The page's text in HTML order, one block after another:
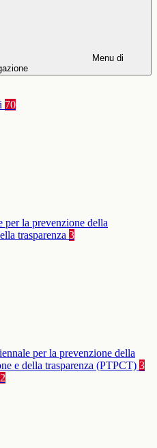
Menu di
70
per la prevenzione della
trasparenza 3
per la prevenzione della
e della trasparenza (PTPCT) 3